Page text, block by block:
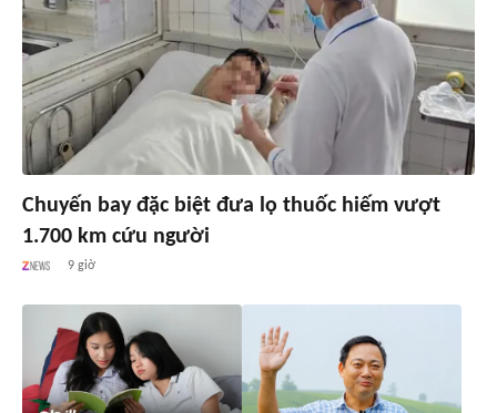
Chuyến bay đặc biệt đưa lọ thuốc hiếm vượt
1.700 km cứu người
9 giờ